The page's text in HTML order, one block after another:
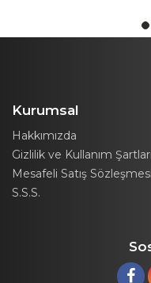
Kurumsal
Hakkımızda
Gizlilik ve Kullanım Şartları
Mesafeli Satış Sözleşmesi
S.S.S.